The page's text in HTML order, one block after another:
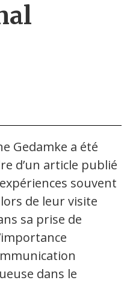
Gedamke a été
d’un article publié
souvent
de leur visite
sa prise de
dans le